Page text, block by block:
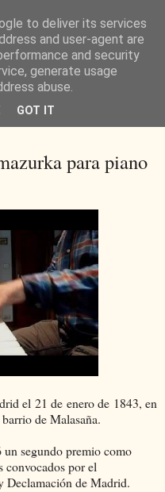
para piano
el 21 de enero de 1843, en
de Malasaña.
segundo premio como
convocados por el
de Madrid.
to deliver its services
and user-agent are
and security
generate usage
abuse.
GOT IT